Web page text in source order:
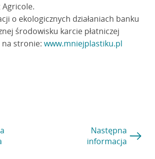
Agricole.
o ekologicznych działaniach banku
środowisku karcie płatniczej
na stronie: www.mniejplastiku.pl
Następna
informacja